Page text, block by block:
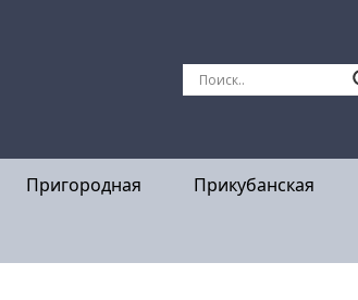
Пригородная Прикубанская